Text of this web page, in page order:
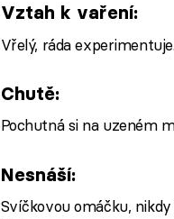
Vztah k vaření:
Vřelý, ráda
Chutě:
Pochutná si na uzeném
Nesnáší:
Svíčkovou omáčku,